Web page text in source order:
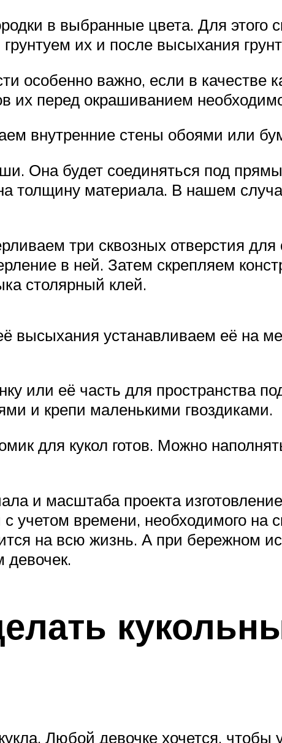
в выбранные цвета. Для этого
их и после высыхания
особенно важно, если в качестве
их перед окрашиванием
внутренние стены обоями или
Она будет соединяться под
толщину материала. В нашем
три сквозных отверстия
в ней. Затем скрепляем
столярный клей.
устанавливаем её на
или её часть для пространства
и крепи маленькими гвоздиками.
для кукол готов. Можно
и масштаба проекта
учетом времени, необходимого на
на всю жизнь. А при бережном
девочек.
Любой девочке хочется,